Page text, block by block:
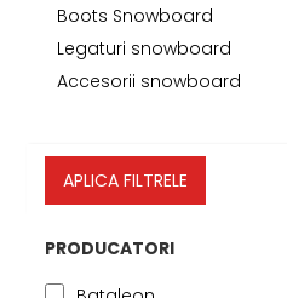
Pantaloni outdoor
Sosete Outdoor
Sepci
Bustiere
Boots Snowboard
Legaturi snowboard
Accesorii snowboard
PRODUCATORI
APLICA FILTRELE